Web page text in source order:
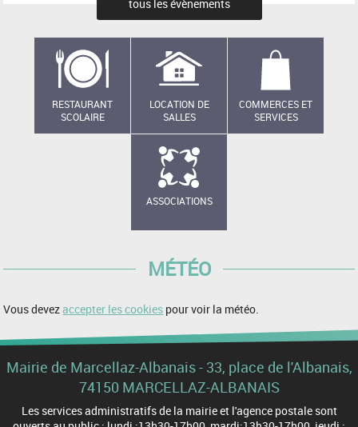
tous les évènements
RESTAURANT
SCOLAIRE
LOCATION DE
SALLES
COMMERCES ET
SERVICES
ASSOCIATIONS
MÉTÉO
Vous devezaccepter les cookies pour voir la météo.
Mairie de Marcellaz-Albanais - 33, place de l'Albanais,
74150 MARCELLAZ-ALBANAIS
Les services administratifs de la mairie et l'agence postale sont